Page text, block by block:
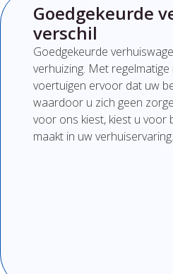
een bedrijf om te onthouden
bevelen!
Goedgekeurde
verschil
Goedgekeurde
verhuizing. Met
voertuigen ervoor dat uw
waardoor u zich geen
voor ons kiest, kiest u
maakt in uw verhuiservaring.